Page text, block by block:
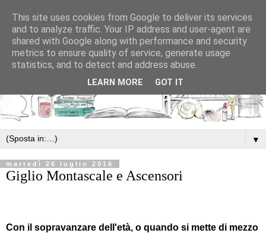
▼
martedì 26 luglio 2016
Giglio Montascale e Ascensori
Con il sopravanzare dell'età, o quando si mette di mezzo
This site uses cookies from Google to deliver its services
and to analyze traffic. Your IP address and user-agent are
shared with Google along with performance and security
metrics to ensure quality of service, generate usage
statistics, and to detect and address abuse.
LEARN MORE GOT IT